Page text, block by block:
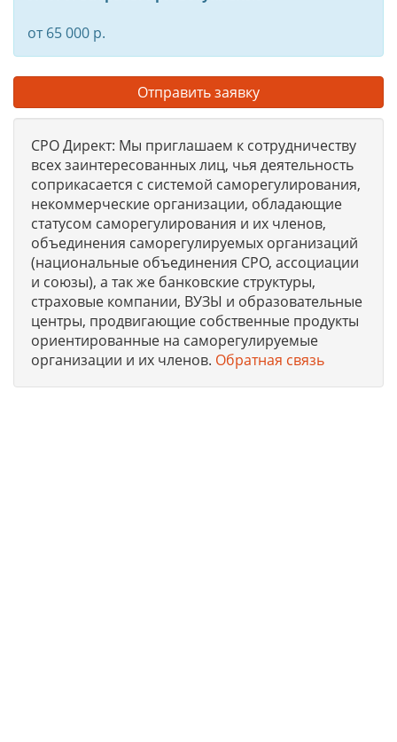
от 65 000 р.
Отправить заявку
СРО Директ: Мы приглашаем к сотрудничеству
всех заинтересованных лиц, чья деятельность
соприкасается с системой саморегулирования,
некоммерческие организации, обладающие
статусом саморегулирования и их членов,
объединения саморегулируемых организаций
(национальные объединения СРО, ассоциации
и союзы), а так же банковские структуры,
страховые компании, ВУЗЫ и образовательные
центры, продвигающие собственные продукты
ориентированные на саморегулируемые
организации и их членов. Обратная связь